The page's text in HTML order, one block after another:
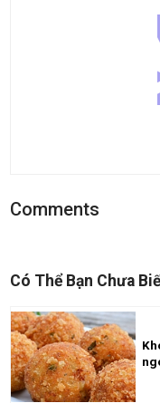
Comments
Có Thể Bạn Chưa